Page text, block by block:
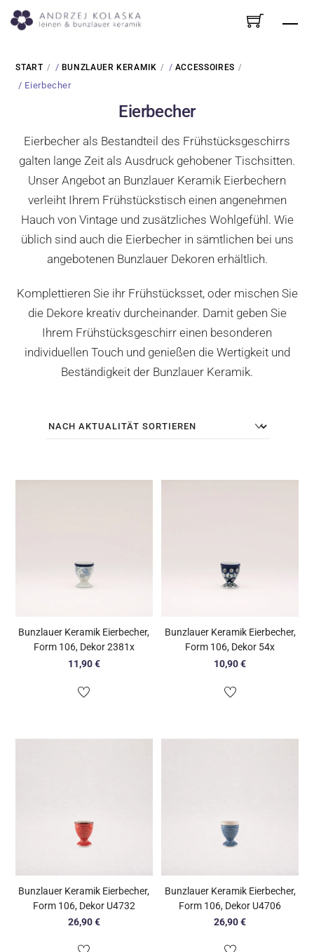
Skip
START / BUNZLAUER KERAMIK / ACCESSOIRES
/ Eierbecher
Eierbecher
Eierbecher als Bestandteil des Frühstücksgeschirrs
galten lange Zeit als Ausdruck gehobener Tischsitten.
Unser Angebot an Bunzlauer Keramik Eierbechern
verleiht Ihrem Frühstückstisch einen angenehmen
Hauch von Vintage und zusätzliches Wohlgefühl. Wie
üblich sind auch die Eierbecher in sämtlichen bei uns
angebotenen Bunzlauer Dekoren erhältlich.
Komplettieren Sie ihr Frühstücksset, oder mischen Sie
die Dekore kreativ durcheinander. Damit geben Sie
Ihrem Frühstücksgeschirr einen besonderen
individuellen Touch und genießen die Wertigkeit und
Beständigkeit der Bunzlauer Keramik.
Bunzlauer Keramik Eierbecher,
Form 106, Dekor 2381x
11,90€
Bunzlauer Keramik Eierbecher,
Form 106, Dekor 54x
10,90€
Bunzlauer Keramik Eierbecher,
Form 106, Dekor U4732
26,90€
Bunzlauer Keramik Eierbecher,
Form 106, Dekor U4706
26,90€